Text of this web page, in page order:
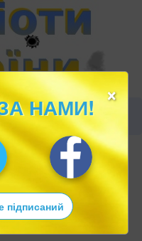
×
НАМИ!
підписаний